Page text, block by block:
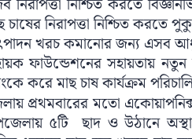
নিরাপত্তা নিশ্চিত করতে
চাষের নিরাপত্তা নিশ্চিত
খরচ কমানোর জন্য এসব
ফাউন্ডেশনের সহায়তায় নতুন
করে মাছ চাষ কার্যক্রম
প্রথমবারের মতো
৫টি ছাদ ও উঠানে